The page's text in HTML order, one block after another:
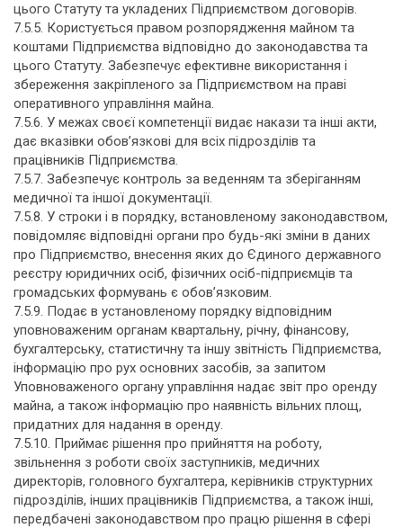
цього Статуту та укладених Підприємством договорів.
7.5.5. Користується правом розпорядження майном та
коштами Підприємства відповідно до законодавства та
цього Статуту. Забезпечує ефективне використання і
збереження закріпленого за Підприємством на праві
оперативного управління майна.
7.5.6. У межах своєї компетенції видає накази та інші акти,
дає вказівки обов’язкові для всіх підрозділів та
працівників Підприємства.
7.5.7. Забезпечує контроль за веденням та зберіганням
медичної та іншої документації.
7.5.8. У строки і в порядку, встановленому законодавством,
повідомляє відповідні органи про будь-які зміни в даних
про Підприємство, внесення яких до Єдиного державного
реєстру юридичних осіб, фізичних осіб-підприємців та
громадських формувань є обов’язковим.
7.5.9. Подає в установленому порядку відповідним
уповноваженим органам квартальну, річну, фінансову,
бухгалтерську, статистичну та іншу звітність Підприємства,
інформацію про рух основних засобів, за запитом
Уповноваженого органу управління надає звіт про оренду
майна, а також інформацію про наявність вільних площ,
придатних для надання в оренду.
7.5.10. Приймає рішення про прийняття на роботу,
звільнення з роботи своїх заступників, медичних
директорів, головного бухгалтера, керівників структурних
підрозділів, інших працівників Підприємства, а також інші,
передбачені законодавством про працю рішення в сфері